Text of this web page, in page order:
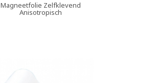
Magneetfolie Zelfklevend
Anisotropisch